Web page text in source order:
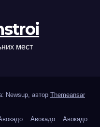
мест
Newsup, автор Themeansar
Авокадо Авокадо